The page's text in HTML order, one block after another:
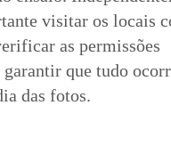
visitar os locais
as permissões
garantir que tudo
das fotos.